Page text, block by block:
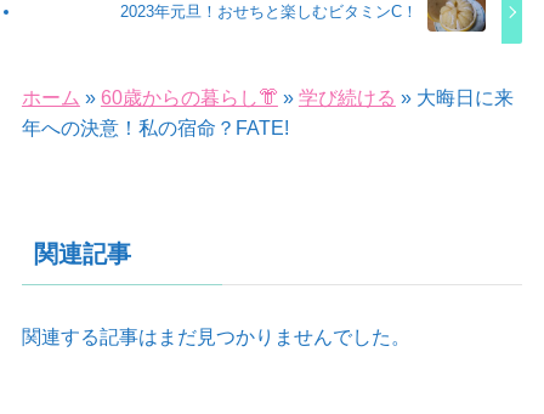
2023年元旦！おせちと楽しむビタミンC！
ホーム » 60歳からの暮らし👘 » 学び続ける »大晦日に来
年への決意！私の宿命？FATE!
関連記事
関連する記事はまだ見つかりませんでした。